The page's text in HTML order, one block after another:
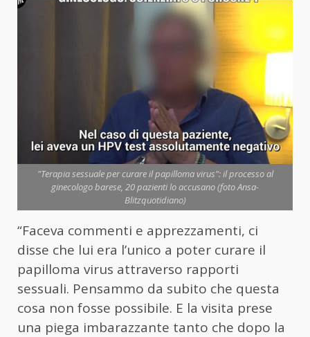
"Terapia sessuale per curare il papilloma virus": il processo al
ginecologo barese, 20 pazienti lo accusano (foto Ansa-
Blitzquotidiano)
“Faceva commenti e apprezzamenti, ci
disse che lui era l’unico a poter curare il
papilloma virus attraverso rapporti
sessuali. Pensammo da subito che questa
cosa non fosse possibile. E la visita prese
una piega imbarazzante tanto che dopo la